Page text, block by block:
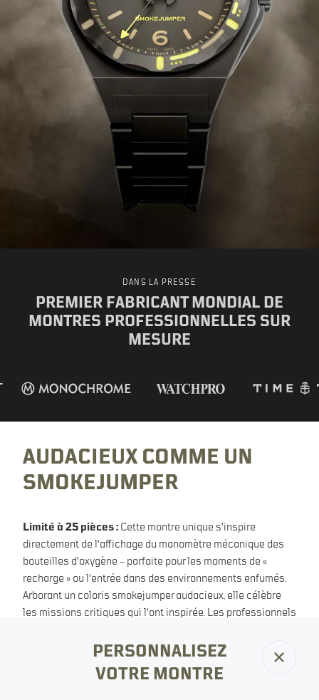
ÉDITION DECLASSIFIED
SMOKEJUMPER
DANS LA PRESSE
PREMIER FABRICANT MONDIAL DE
MONTRES PROFESSIONNELLES SUR
MESURE
AUDACIEUX COMME UN
SMOKEJUMPER
Limité à 25 pièces : Cette montre unique s'inspire
directement de l'affichage du manomètre mécanique des
bouteilles d'oxygène – parfaite pour les moments de «
recharge » ou l'entrée dans des environnements enfumés.
Arborant un coloris smokejumper audacieux, elle célèbre
les missions critiques qui l'ont inspirée. Les professionnels
Fermer
PERSONNALISEZ
VOTRE MONTRE